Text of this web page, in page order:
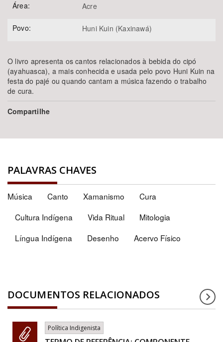
Área: Acre
Povo: Huni Kuin (Kaxinawá)
O livro apresenta os cantos relacionados à bebida do cipó
(ayahuasca), a mais conhecida e usada pelo povo Huni Kuin na
festa do pajé ou quando cantam a música fazendo o trabalho
de cura.
Compartilhe
PALAVRAS CHAVES
Música Canto Xamanismo
Cura
Cultura Indígena
Vida Ritual
Mitologia
Língua Indígena
Desenho Acervo Físico
DOCUMENTOS RELACIONADOS
Política Indigenista